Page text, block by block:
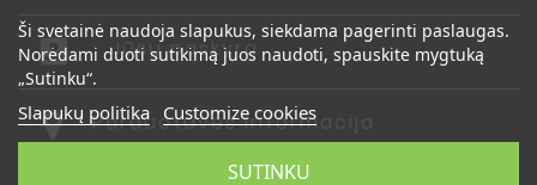
account_box Jūsų paskyra 
Parduotuvės informacija
Ši svetainė naudoja slapukus, siekdama pagerinti paslaugas.
Norėdami duoti sutikimą juos naudoti, spauskite mygtuką
„Sutinku“.
Slapukų politika Customize cookies
SUTINKU